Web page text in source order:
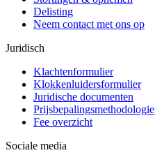
Delisting
Neem contact met ons op
Juridisch
Klachtenformulier
Klokkenluidersformulier
Juridische documenten
Prijsbepalingsmethodologie
Fee overzicht
Sociale media